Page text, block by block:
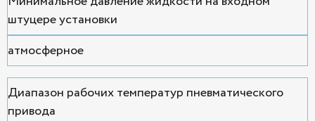
штуцере установки
атмосферное
Диапазон рабочих температур пневматического
привода